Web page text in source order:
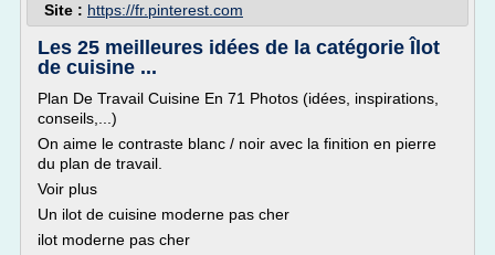
Site : https://fr.pinterest.com
Les 25 meilleures idées de la catégorie Îlot
de cuisine ...
Plan De Travail Cuisine En 71 Photos (idées, inspirations,
conseils,...)
On aime le contraste blanc / noir avec la finition en pierre
du plan de travail.
Voir plus
Un ilot de cuisine moderne pas cher
ilot moderne pas cher